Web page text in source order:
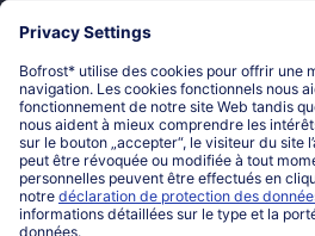
les conditions générales de vente bofrost*
Mon compte bofrost*
www.bofrost.lu
service@bofrost.lu